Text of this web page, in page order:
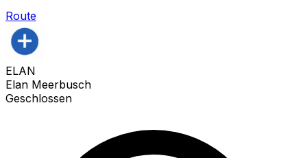
Route
ELAN
Elan Meerbusch
Geschlossen